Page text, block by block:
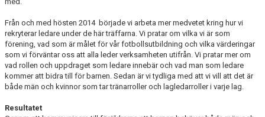
Från och med hösten 2014 började vi arbeta mer medvetet kring hur vi
rekryterar ledare under de här träffarna. Vi pratar om vilka vi är som
förening, vad som är målet för vår fotbollsutbildning och vilka värderingar
som vi förväntar oss att alla leder verksamheten utifrån. Vi pratar mer om
vad rollen och uppdraget som ledare innebär och vad man som ledare
kommer att bidra till för barnen. Sedan är vi tydliga med att vi vill att det är
både män och kvinnor som tar tränarroller och lagledarroller i varje lag.
Resultatet